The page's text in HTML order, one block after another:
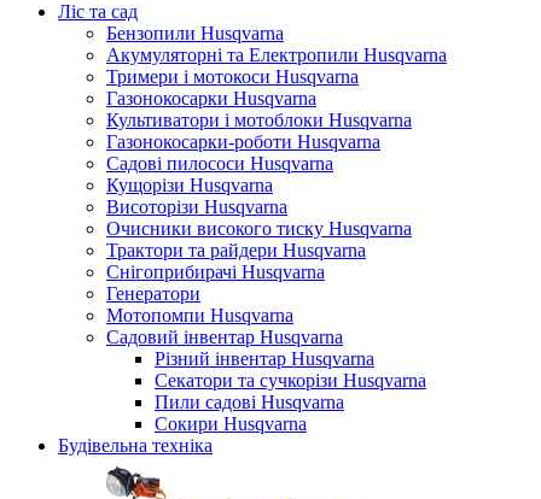
Ліс та сад
Бензопили Husqvarna
Акумуляторні та Електропили Husqvarna
Тримери і мотокоси Husqvarna
Газонокосарки Husqvarna
Культиватори і мотоблоки Husqvarna
Газонокосарки-роботи Husqvarna
Садові пилососи Husqvarna
Кущорізи Husqvarna
Висоторізи Husqvarna
Очисники високого тиску Husqvarna
Трактори та райдери Husqvarna
Снігоприбирачі Husqvarna
Генератори
Мотопомпи Husqvarna
Садовий інвентар Husqvarna
Різний інвентар Husqvarna
Секатори та сучкорізи Husqvarna
Пили садові Husqvarna
Сокири Husqvarna
Будівельна техніка